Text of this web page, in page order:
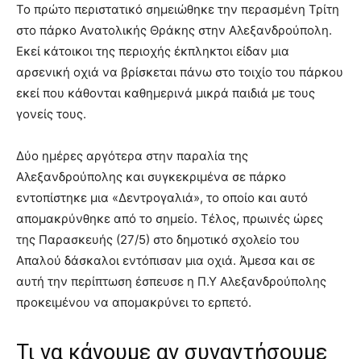
Το πρώτο περιστατικό σημειώθηκε την περασμένη Τρίτη
στο πάρκο Ανατολικής Θράκης στην Αλεξανδρούπολη.
Εκεί κάτοικοι της περιοχής έκπληκτοι είδαν μια
αρσενική οχιά να βρίσκεται πάνω στο τοιχίο του πάρκου
εκεί που κάθονται καθημερινά μικρά παιδιά με τους
γονείς τους.
Δύο ημέρες αργότερα στην παραλία της
Αλεξανδρούπολης και συγκεκριμένα σε πάρκο
εντοπίστηκε μια «Δεντρογαλιά», το οποίο και αυτό
απομακρύνθηκε από το σημείο. Τέλος, πρωινές ώρες
της Παρασκευής (27/5) στο δημοτικό σχολείο του
Απαλού δάσκαλοι εντόπισαν μια οχιά. Άμεσα και σε
αυτή την περίπτωση έσπευσε η Π.Υ Αλεξανδρούπολης
προκειμένου να απομακρύνει το ερπετό.
Τι να κάνουμε αν συναντήσουμε